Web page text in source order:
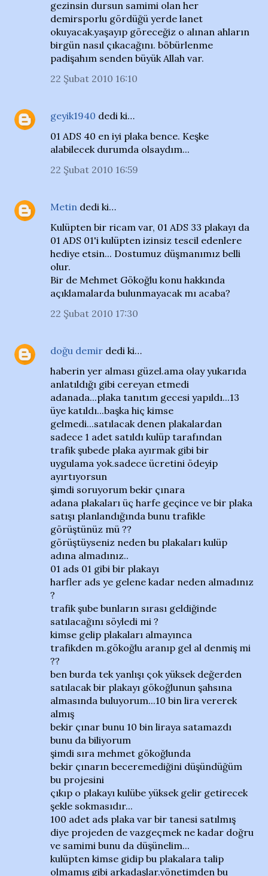
gezinsin dursun samimi olan her
demirsporlu gördüğü yerde lanet
okuyacak.yaşayıp göreceğiz o alınan ahların
birgün nasıl çıkacağını. böbürlenme
padişahım senden büyük Allah var.
22 Şubat 2010 16:10
geyik1940 dedi ki…
01 ADS 40 en iyi plaka bence. Keşke
alabilecek durumda olsaydım...
22 Şubat 2010 16:59
Metin dedi ki…
Kulüpten bir ricam var, 01 ADS 33 plakayı da
01 ADS 01'i kulüpten izinsiz tescil edenlere
hediye etsin... Dostumuz düşmanımız belli
olur.
Bir de Mehmet Gökoğlu konu hakkında
açıklamalarda bulunmayacak mı acaba?
22 Şubat 2010 17:30
doğu demir dedi ki…
haberin yer alması güzel.ama olay yukarıda
anlatıldığı gibi cereyan etmedi
adanada...plaka tanıtım gecesi yapıldı...13
üye katıldı...başka hiç kimse
gelmedi...satılacak denen plakalardan
sadece 1 adet satıldı kulüp tarafından
trafik şubede plaka ayırmak gibi bir
uygulama yok.sadece ücretini ödeyip
ayırtıyorsun
şimdi soruyorum bekir çınara
adana plakaları üç harfe geçince ve bir plaka
satışı planlandığında bunu trafikle
görüştünüz mü ??
görüştüyseniz neden bu plakaları kulüp
adına almadınız..
01 ads 01 gibi bir plakayı
harfler ads ye gelene kadar neden almadınız
?
trafik şube bunların sırası geldiğinde
satılacağını söyledi mi ?
kimse gelip plakaları almayınca
trafikden m.gökoğlu aranıp gel al denmiş mi
??
ben burda tek yanlışı çok yüksek değerden
satılacak bir plakayı gökoğlunun şahsına
almasında buluyorum...10 bin lira vererek
almış
bekir çınar bunu 10 bin liraya satamazdı
bunu da biliyorum
şimdi sıra mehmet gökoğlunda
bekir çınarın beceremediğini düşündüğüm
bu projesini
çıkıp o plakayı kulübe yüksek gelir getirecek
şekle sokmasıdır...
100 adet ads plaka var bir tanesi satılmış
diye projeden de vazgeçmek ne kadar doğru
ve samimi bunu da düşünelim...
kulüpten kimse gidip bu plakalara talip
olmamış gibi arkadaşlar.yönetimden bu